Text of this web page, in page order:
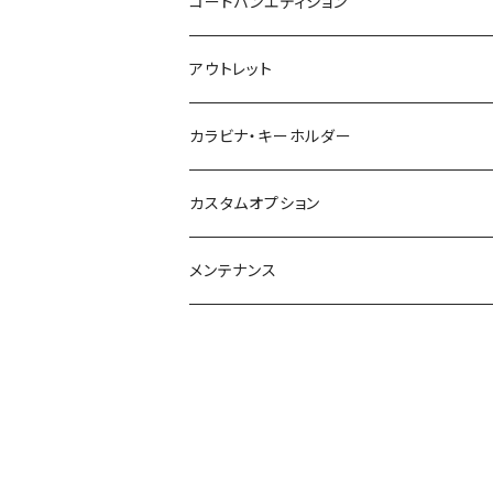
アウトレット
カラビナ・キーホルダー
カスタムオプション
メンテナンス